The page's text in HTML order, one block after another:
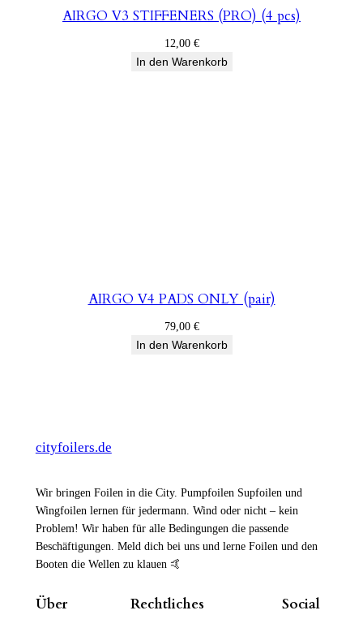
AIRGO V3 STIFFENERS (PRO) (4 pcs)
12,00 €
In den Warenkorb
AIRGO V4 PADS ONLY (pair)
79,00 €
In den Warenkorb
cityfoilers.de
Wir bringen Foilen in die City. Pumpfoilen Supfoilen und
Wingfoilen lernen für jedermann. Wind oder nicht – kein
Problem! Wir haben für alle Bedingungen die passende
Beschäftigungen. Meld dich bei uns und lerne Foilen und den
Booten die Wellen zu klauen 🤙
Über Rechtliches Social